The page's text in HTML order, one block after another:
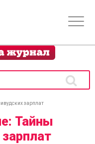
зарплат
Тайны